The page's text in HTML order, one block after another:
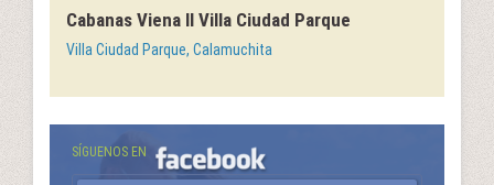
Cabanas Viena II Villa Ciudad Parque
Villa Ciudad Parque, Calamuchita
SÍGUENOS EN